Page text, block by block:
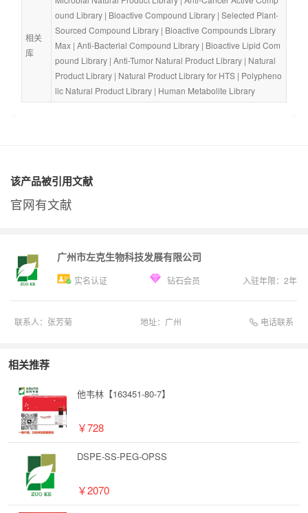
相关
库
ound Library | Bioactive Compound Library | Selected Plant-
Sourced Compound Library | Bioactive Compounds Library
Max | Anti-Bacterial Compound Library | Bioactive Lipid Com
pound Library | Anti-Tumor Natural Product Library | Natural
Product Library | Natural Product Library for HTS | Polypheno
lic Natural Product Library | Human Metabolite Library
该产品被引用文献
官网有文献
广州市左克生物科技发展有限公司
实名认证 钻石会员 入驻年限： 2年
联系人： 张芳菊 地址： 广州 电话联系
相关推荐
他韦林【163451-80-7】
￥728
DSPE-SS-PEG-OPSS
￥2070